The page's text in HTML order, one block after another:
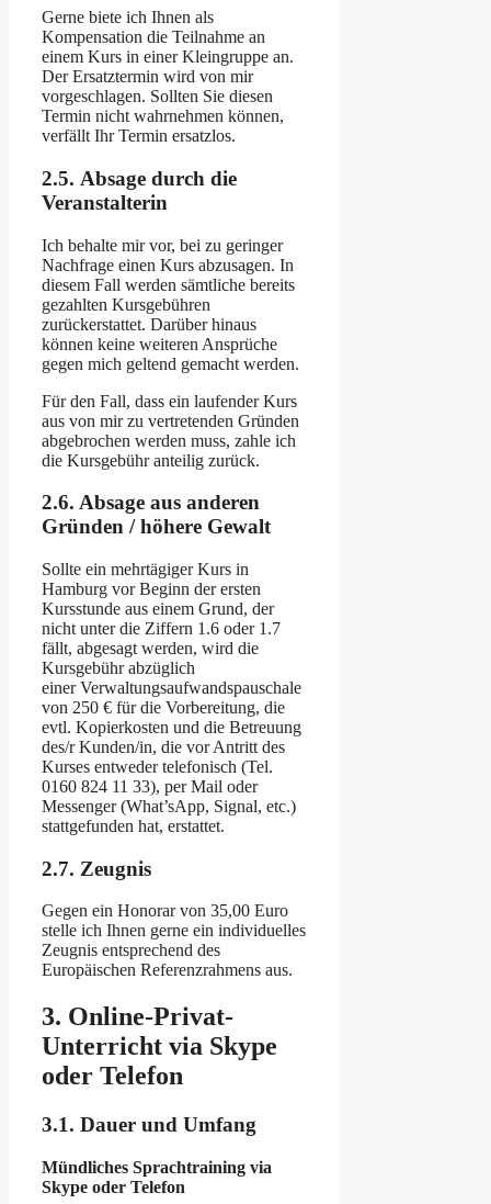
Gerne biete ich Ihnen als
Kompensation die Teilnahme an
einem Kurs in einer Kleingruppe an.
Der Ersatztermin wird von mir
vorgeschlagen. Sollten Sie diesen
Termin nicht wahrnehmen können,
verfällt Ihr Termin ersatzlos.
2.5. Absage durch die
Veranstalterin
Ich behalte mir vor, bei zu geringer
Nachfrage einen Kurs abzusagen. In
diesem Fall werden sämtliche bereits
gezahlten Kursgebühren
zurückerstattet. Darüber hinaus
können keine weiteren Ansprüche
gegen mich geltend gemacht werden.
Für den Fall, dass ein laufender Kurs
aus von mir zu vertretenden Gründen
abgebrochen werden muss, zahle ich
die Kursgebühr anteilig zurück.
2.6. Absage aus anderen
Gründen / höhere Gewalt
Sollte ein mehrtägiger Kurs in
Hamburg vor Beginn der ersten
Kursstunde aus einem Grund, der
nicht unter die Ziffern 1.6 oder 1.7
fällt, abgesagt werden, wird die
Kursgebühr abzüglich
einer Verwaltungsaufwandspauschale
von 250 € für die Vorbereitung, die
evtl. Kopierkosten und die Betreuung
des/r Kunden/in, die vor Antritt des
Kurses entweder telefonisch (Tel.
0160 824 11 33), per Mail oder
Messenger (What’sApp, Signal, etc.)
stattgefunden hat, erstattet.
2.7. Zeugnis
Gegen ein Honorar von 35,00 Euro
stelle ich Ihnen gerne ein individuelles
Zeugnis entsprechend des
Europäischen Referenzrahmens aus.
3. Online-Privat-
Unterricht via Skype
oder Telefon
3.1. Dauer und Umfang
Mündliches Sprachtraining via
Skype oder Telefon